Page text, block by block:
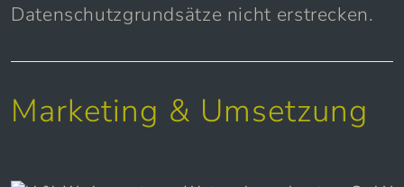
Datenschutzgrundsätze nicht erstrecken.
Marketing & Umsetzung